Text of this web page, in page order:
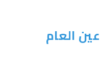
العام